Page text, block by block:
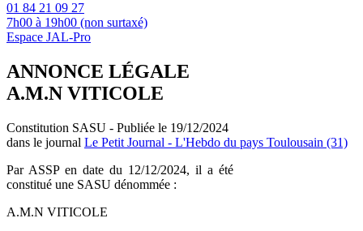
01 84 21 09 27
7h00 à 19h00 (non surtaxé)
Espace JAL-Pro
ANNONCE LÉGALE
A.M.N VITICOLE
Constitution SASU - Publiée le 19/12/2024
dans le journal Le Petit Journal - L'Hebdo du pays Toulousain (31)
Par ASSP en date du 12/12/2024, il a été
constitué une SASU dénommée :
A.M.N VITICOLE